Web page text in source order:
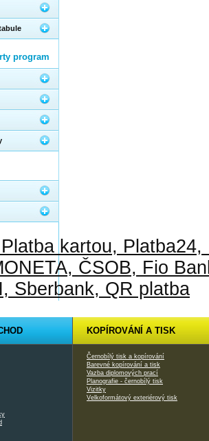
program
KOPÍROVÁNÍ A TISK
Černobílý tisk a kopírování
Barevné kopírování a tisk
Vazba diplomových prací
Planografie - černobílý tisk
Vizitky
Velkoformátový exteriérový tisk